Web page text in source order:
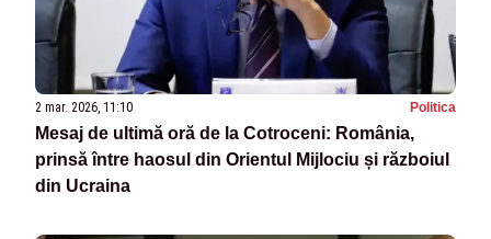
2 mar. 2026, 11:10 Politica
Mesaj de ultimă oră de la Cotroceni: România,
prinsă între haosul din Orientul Mijlociu și războiul
din Ucraina